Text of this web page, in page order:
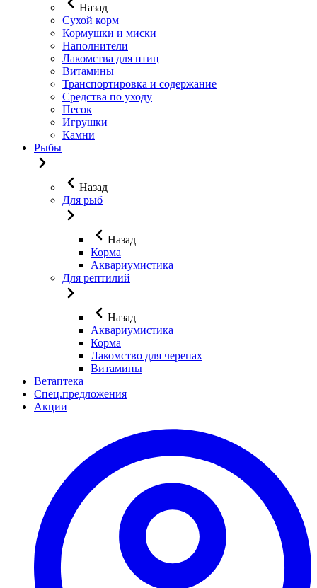
Назад
Сухой корм
Кормушки и миски
Наполнители
Лакомства для птиц
Витамины
Транспортировка и содержание
Средства по уходу
Песок
Игрушки
Камни
Рыбы
Назад
Для рыб
Назад
Корма
Аквариумистика
Для рептилий
Назад
Аквариумистика
Корма
Лакомство для черепах
Витамины
Ветаптека
Спец.предложения
Акции